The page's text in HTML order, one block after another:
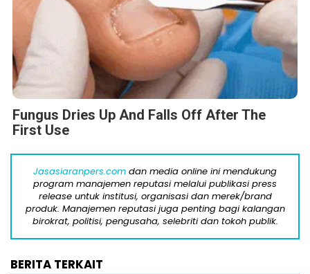
Fungus Dries Up And Falls Off After The
First Use
Jasasiaranpers.com dan media online ini mendukung
program manajemen reputasi melalui publikasi press
release untuk institusi, organisasi dan merek/brand
produk. Manajemen reputasi juga penting bagi kalangan
birokrat, politisi, pengusaha, selebriti dan tokoh publik.
BERITA TERKAIT